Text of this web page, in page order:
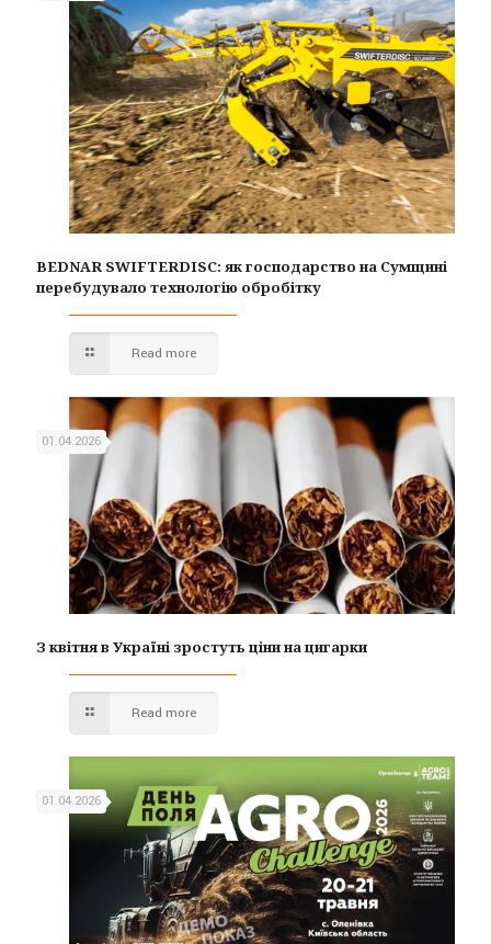
BEDNAR SWIFTERDISC: як господарство на Сумщині
перебудувало технологію обробітку
Read more
01.04.2026
З квітня в Україні зростуть ціни на цигарки
Read more
01.04.2026